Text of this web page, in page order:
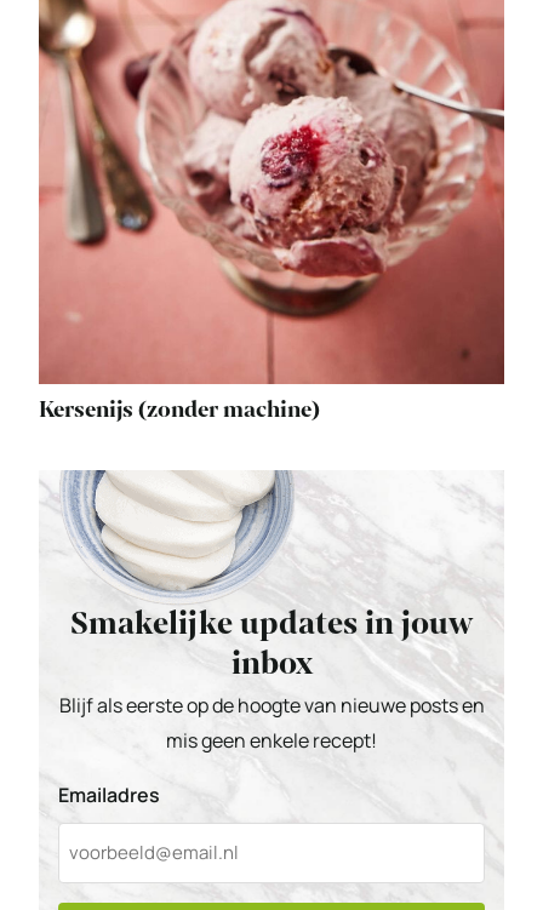
Kersenijs (zonder machine)
Smakelijke updates in jouw
inbox
Blijf als eerste op de hoogte van nieuwe posts en
mis geen enkele recept!
Emailadres